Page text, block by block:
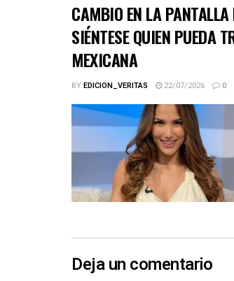
CAMBIO EN LA
SIÉNTESE QUIEN PUEDA
MEXICANA
BYEDICION_VERITAS 22/07/2026 0
Deja un comentario